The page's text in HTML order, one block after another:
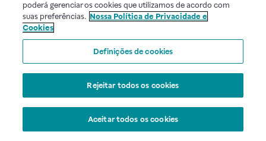
poderá gerenciar os cookies que utilizamos de acordo com
suas preferências. Nossa Política de Privacidade e
Cookies
Definições de cookies
Rejeitar todos os cookies
Aceitar todos os cookies